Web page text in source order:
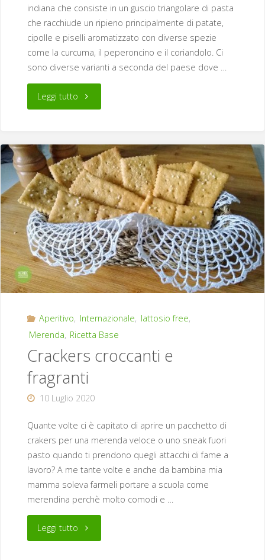
indiana che consiste in un guscio triangolare di pasta
che racchiude un ripieno principalmente di patate,
cipolle e piselli aromatizzato con diverse spezie
come la curcuma, il peperoncino e il coriandolo. Ci
sono diverse varianti a seconda del paese dove …
Leggi tutto"Samosa"
Aperitivo, Internazionale, lattosio free,
Merenda, Ricetta Base
Crackers croccanti e
fragranti
10 Luglio 2020
Quante volte ci è capitato di aprire un pacchetto di
crakers per una merenda veloce o uno sneak fuori
pasto quando ti prendono quegli attacchi di fame a
lavoro? A me tante volte e anche da bambina mia
mamma soleva farmeli portare a scuola come
merendina perchè molto comodi e …
Leggi tutto"Crackers